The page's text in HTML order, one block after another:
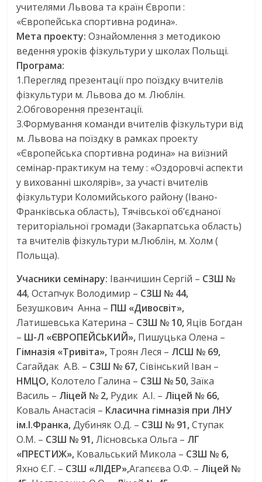
учителями Львова та країн Європи :
«Європейська спортивна родина».
Мета проекту: Ознайомлення з методикою
ведення уроків фізкультури у школах Польщі.
Програма:
1.Перегляд презентації про поїздку вчителів
фізкультури м. Львова до м. Люблін.
2.Обговорення презентації.
3.Формування команди вчителів фізкультури від
м. Львова на поїздку в рамках проекту
«Європейська спортивна родина» на виїзний
семінар-практикум на тему : «Оздоровчі аспекти
у вихованні школярів», за участі вчителів
фізкультури Коломийського району (Івано-
Франківська область), Тячівської об’єднаної
територіальної громади (Закарпатська область)
та вчителів фізкультури м.Люблін, м. Холм (
Польща).
Учасники семінару: Іванчишин Сергій – СЗШ №
44, Остапчук Володимир – СЗШ № 44,
Безушкович Анна – ПШ «Дивосвіт»,
Латишевська Катерина – СЗШ № 10,Яців Богдан
– Ш-Л «ЄВРОПЕЙСЬКИЙ», Пишуцька Олена –
Гімназія «Тривіта», Троян Леся – ЛСШ № 69,
Сагайдак А.В. – СЗШ № 67,Сівінський Іван –
НМЦО, Колотело Галина – СЗШ № 50,Заїка
Василь – Ліцей № 2, Рудик А.І. – Ліцей № 66,
Коваль Анастасія – Класична гімназія при ЛНУ
ім.І.Франка,Дубиняк О.Д. – СЗШ № 91,Ступак
О.М. – СЗШ № 91,Лісновська Ольга – ЛГ
«ПРЕСТИЖ», Ковальський Микола – СЗШ № 6,
Яхно Є.Г. – СЗШ «ЛІДЕР»,Агапєєва О.Ф. – Ліцей №